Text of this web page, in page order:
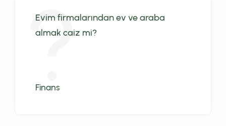
Evim firmalarından ev ve araba
almak caiz mi?
Finans